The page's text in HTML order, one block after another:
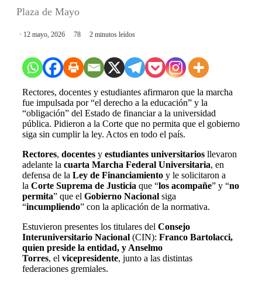
Plaza de Mayo
12 mayo, 2026 78 2 minutos leídos
Rectores, docentes y estudiantes afirmaron que la marcha
fue impulsada por “el derecho a la educación” y la
“obligación” del Estado de financiar a la universidad
pública. Pidieron a la Corte que no permita que el gobierno
siga sin cumplir la ley. Actos en todo el país.
Rectores, docentes y estudiantes universitarios llevaron
adelante la cuarta Marcha Federal Universitaria, en
defensa de la Ley de Financiamiento y le solicitaron a
la Corte Suprema de Justicia que “los acompañe” y “no
permita” que el Gobierno Nacional siga
“incumpliendo” con la aplicación de la normativa.
Estuvieron presentes los titulares del Consejo
Interuniversitario Nacional (CIN): Franco Bartolacci,
quien preside la entidad, y Anselmo
Torres, el vicepresidente, junto a las distintas
federaciones gremiales.